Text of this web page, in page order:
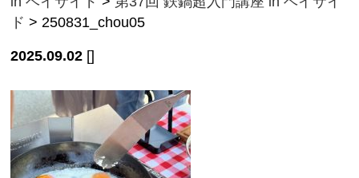
ド > 250831_chou05
2025.09.02 []